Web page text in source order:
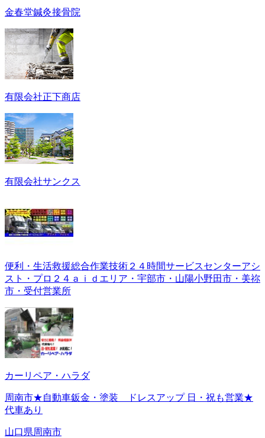
金春堂鍼灸接骨院
有限会社正下商店
有限会社サンクス
便利・生活救援総合作業技術２４時間サービスセンターアシ
スト・プロ２４ａｉｄエリア・宇部市・山陽小野田市・美祢
市・受付営業所
カーリペア・ハラダ
周南市★自動車鈑金・塗装 ドレスアップ 日・祝も営業★
代車あり
山口県周南市